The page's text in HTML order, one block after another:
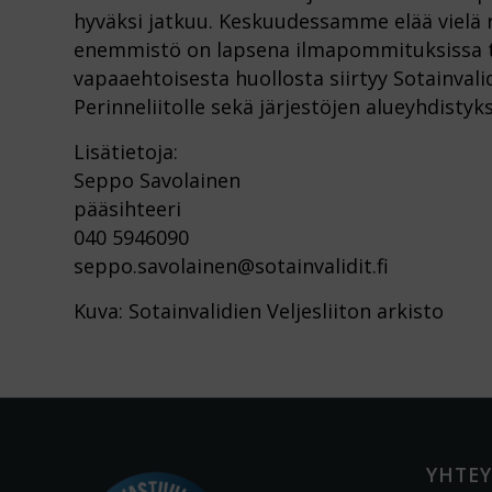
hyväksi jatkuu. Keskuudessamme elää
enemmistö on lapsena
vapaaehtoisesta huollosta siirtyy
Perinneliitolle sekä järjestöjen
Lisätietoja:
Seppo Savolainen
pääsihteeri
040 5946090
seppo.savolainen@sotainvalidit.fi
Kuva: Sotainvalidien Veljesliiton arkisto